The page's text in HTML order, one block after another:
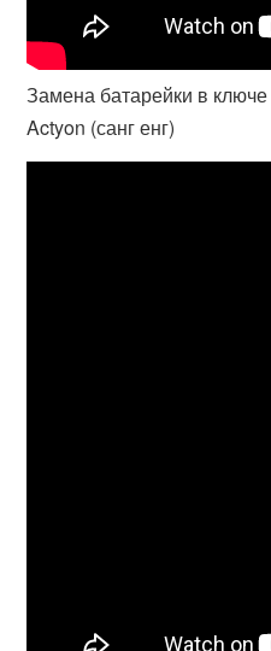
Замена батарейки в
Actyon (санг енг)